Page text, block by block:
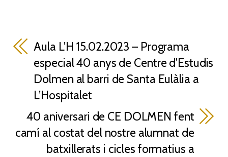
Aula L’H 15.02.2023 – Programa
especial 40 anys de Centre d’Estudis
Dolmen al barri de Santa Eulàlia a
L’Hospitalet
40 aniversari de CE DOLMEN fent
camí al costat del nostre alumnat de
batxillerats i cicles formatius a